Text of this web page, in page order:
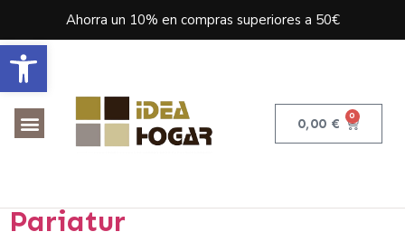
Abrir barra de herramientas
Ahorra un 10% en compras superiores a 50€
0,00 € 0
Ut Et Voluptatem
Pariatur